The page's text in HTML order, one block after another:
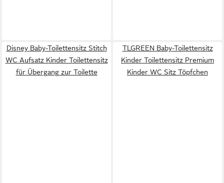
Disney Baby-Toilettensitz Stitch
WC Aufsatz Kinder Toilettensitz
für Übergang zur Toilette
TLGREEN Baby-Toilettensitz
Kinder Toilettensitz Premium
Kinder WC Sitz Töpfchen